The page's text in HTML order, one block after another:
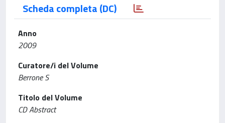
Scheda completa (DC)
Anno
2009
Curatore/i del Volume
Berrone S
Titolo del Volume
CD Abstract